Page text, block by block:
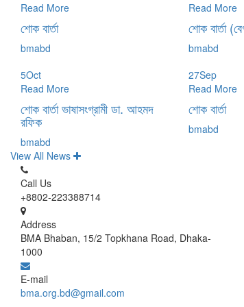
Read More
শোক বার্তা
bmabd
Read More
শোক বার্তা
bmabd
5Oct
Read More
শোক বার্তা ভাষাসংগ্রামী ডা. আহমদ
রফিক
bmabd
27Sep
Read More
শোক বার্তা
bmabd
View All News
Call Us
+8802-223388714
Address
BMA Bhaban, 15/2 Topkhana Road, Dhaka-
1000
E-mail
bma.org.bd@gmail.com